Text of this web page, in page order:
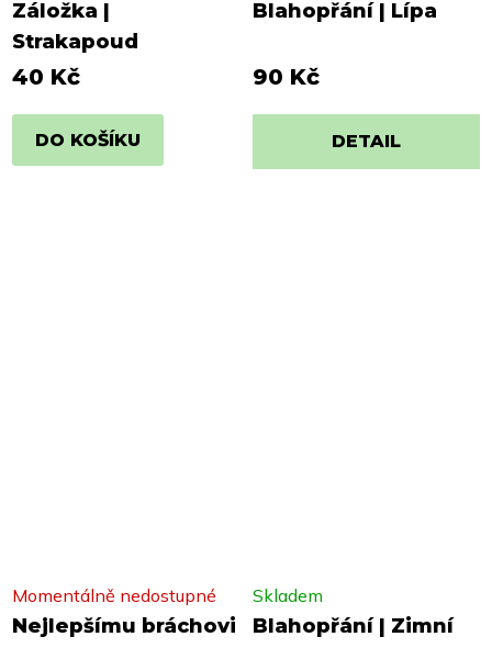
Záložka |
Strakapoud
40 Kč
DO KOŠÍKU
Blahopřání | Lípa
90 Kč
DETAIL
Nejlepšímu bráchovi
Momentálně nedostupné
Blahopřání | Zimní
Skladem